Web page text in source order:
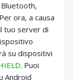
ora, a causa
tuo server di
su dispositivi
. Puoi
Android